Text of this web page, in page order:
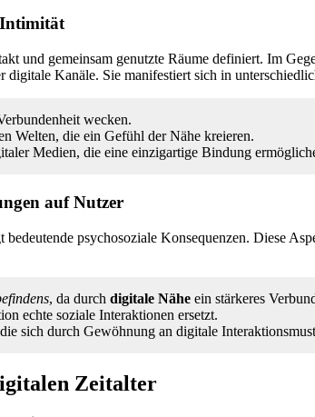
und gemeinsam genutzte Räume definiert. Im
digitale Kanäle. Sie manifestiert sich in
wecken.
Welten, die ein Gefühl der Nähe kreieren.
Medien, die eine einzigartige Bindung
auf Nutzer
psychosoziale Konsequenzen. Diese
, da durch digitale Nähe ein stärkeres
echte soziale Interaktionen ersetzt.
sich durch Gewöhnung an digitale
Zeitalter